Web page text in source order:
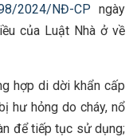
2024/NĐ-CP ngày
của Luật Nhà ở về
hợp di dời khẩn cấp
hư hỏng do cháy, nổ
để tiếp tục sử dụng;